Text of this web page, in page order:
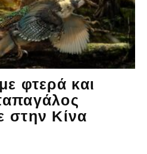
φτερά και
στην Κίνα